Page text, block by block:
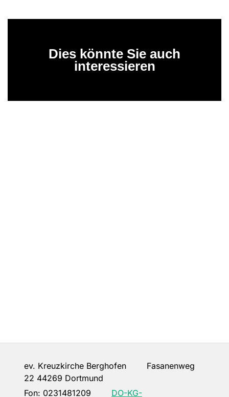
Dies könnte Sie auch
interessieren
ev. Kreuzkirche Berghofen Fasanenweg
22 44269 Dortmund
Fon: 0231481209 DO-KG-